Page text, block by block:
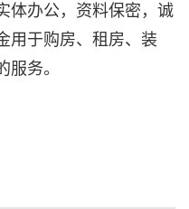
体办公，资料保密，诚
用于购房、租房、装
务。